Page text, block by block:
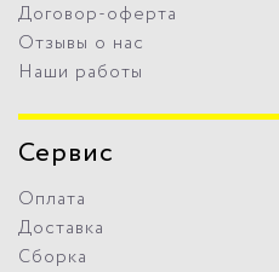
Договор-оферта
Отзывы о нас
Наши работы
Сервис
Оплата
Доставка
Сборка